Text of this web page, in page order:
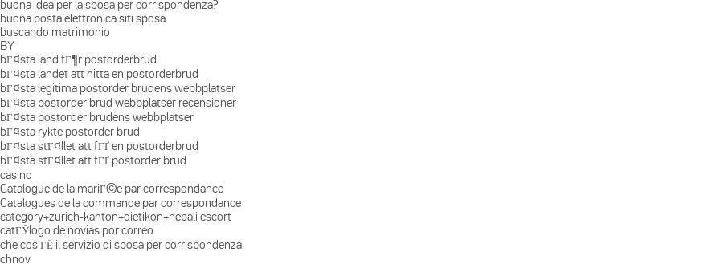
buona idea per la sposa per corrispondenza?
buona posta elettronica siti sposa
buscando matrimonio
BY
bГ¤sta land fГ¶r postorderbrud
bГ¤sta landet att hitta en postorderbrud
bГ¤sta legitima postorder brudens webbplatser
bГ¤sta postorder brud webbplatser recensioner
bГ¤sta postorder brudens webbplatser
bГ¤sta rykte postorder brud
bГ¤sta stГ¤llet att fГҐ en postorderbrud
bГ¤sta stГ¤llet att fГҐ postorder brud
casino
Catalogue de la mariГ©e par correspondance
Catalogues de la commande par correspondance
category+zurich-kanton+dietikon+nepali escort
catГЎlogo de novias por correo
che cos'ГЁ il servizio di sposa per corrispondenza
chnov